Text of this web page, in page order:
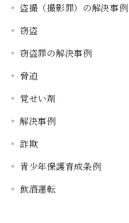
盗撮（撮影罪）の解決事例
窃盗
窃盗罪の解決事例
脅迫
覚せい剤
解決事例
詐欺
青少年保護育成条例
飲酒運転